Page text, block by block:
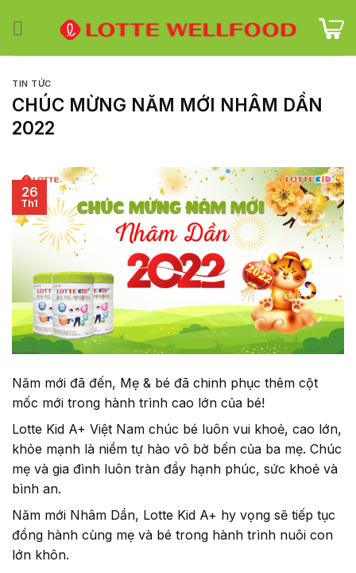
TIN TỨC
CHÚC MỪNG NĂM MỚI NHÂM DẦN
2022
26
Th1
Năm mới đã đến, Mẹ & bé đã chinh phục thêm cột
mốc mới trong hành trình cao lớn của bé!
Lotte Kid A+ Việt Nam chúc bé luôn vui khoẻ, cao lớn,
khỏe mạnh là niềm tự hào vô bờ bến của ba mẹ. Chúc
mẹ và gia đình luôn tràn đầy hạnh phúc, sức khoẻ và
bình an.
Năm mới Nhâm Dần, Lotte Kid A+ hy vọng sẽ tiếp tục
đồng hành cùng mẹ và bé trong hành trình nuôi con
lớn khôn.